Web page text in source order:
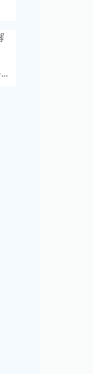
外壳防水防尘声光报警器AH-150-DL